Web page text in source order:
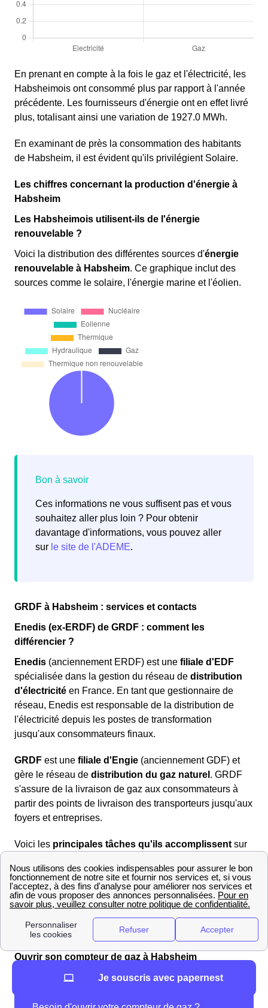
En prenant en compte à la fois le gaz et l'électricité, les
Habsheimois ont consommé plus par rapport à l'année
précédente. Les fournisseurs d'énergie ont en effet livré
plus, totalisant ainsi une variation de 1927.0 MWh.
En examinant de près la consommation des habitants
de Habsheim, il est évident qu'ils privilégient Solaire.
Les chiffres concernant la production d'énergie à
Habsheim
Les Habsheimois utilisent-ils de l'énergie
renouvelable ?
Voici la distribution des différentes sources d'énergie
renouvelable à Habsheim. Ce graphique inclut des
sources comme le solaire, l'énergie marine et l'éolien.
Ces informations ne vous suffisent pas et vous
souhaitez aller plus loin ? Pour obtenir
davantage d'informations, vous pouvez aller
sur le site de l'ADEME.
GRDF à Habsheim : services et contacts
Enedis (ex-ERDF) de GRDF : comment les
différencier ?
Enedis (anciennement ERDF) est une filiale d'EDF
spécialisée dans la gestion du réseau de distribution
d'électricité en France. En tant que gestionnaire de
réseau, Enedis est responsable de la distribution de
l'électricité depuis les postes de transformation
jusqu'aux consommateurs finaux.
GRDF est une filiale d'Engie (anciennement GDF) et
gère le réseau de distribution du gaz naturel . GRDF
s'assure de la livraison de gaz aux consommateurs à
partir des points de livraison des transporteurs jusqu'aux
foyers et entreprises.
Voici les principales tâches qu'ils accomplissent sur
✔Distributionde l'énergie (électricité pour Enedis, gaz
pour GRDF) ✔ Gestion descompteursd'énergie (mise
des nouveaux bâtiments ✔Dépannage
et intervention
en cas de problème et/oud'urgence
Ouvrir son compteur de gaz à Habsheim
Je souscris avec papernest